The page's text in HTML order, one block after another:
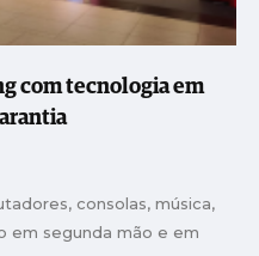
com tecnologia em
consolas, música,
em segunda mão e em